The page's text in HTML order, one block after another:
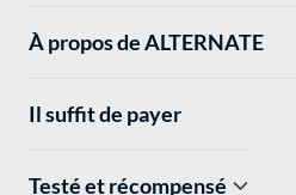
À propos de ALTERNATE
Il suffit de payer
Testé et récompensé